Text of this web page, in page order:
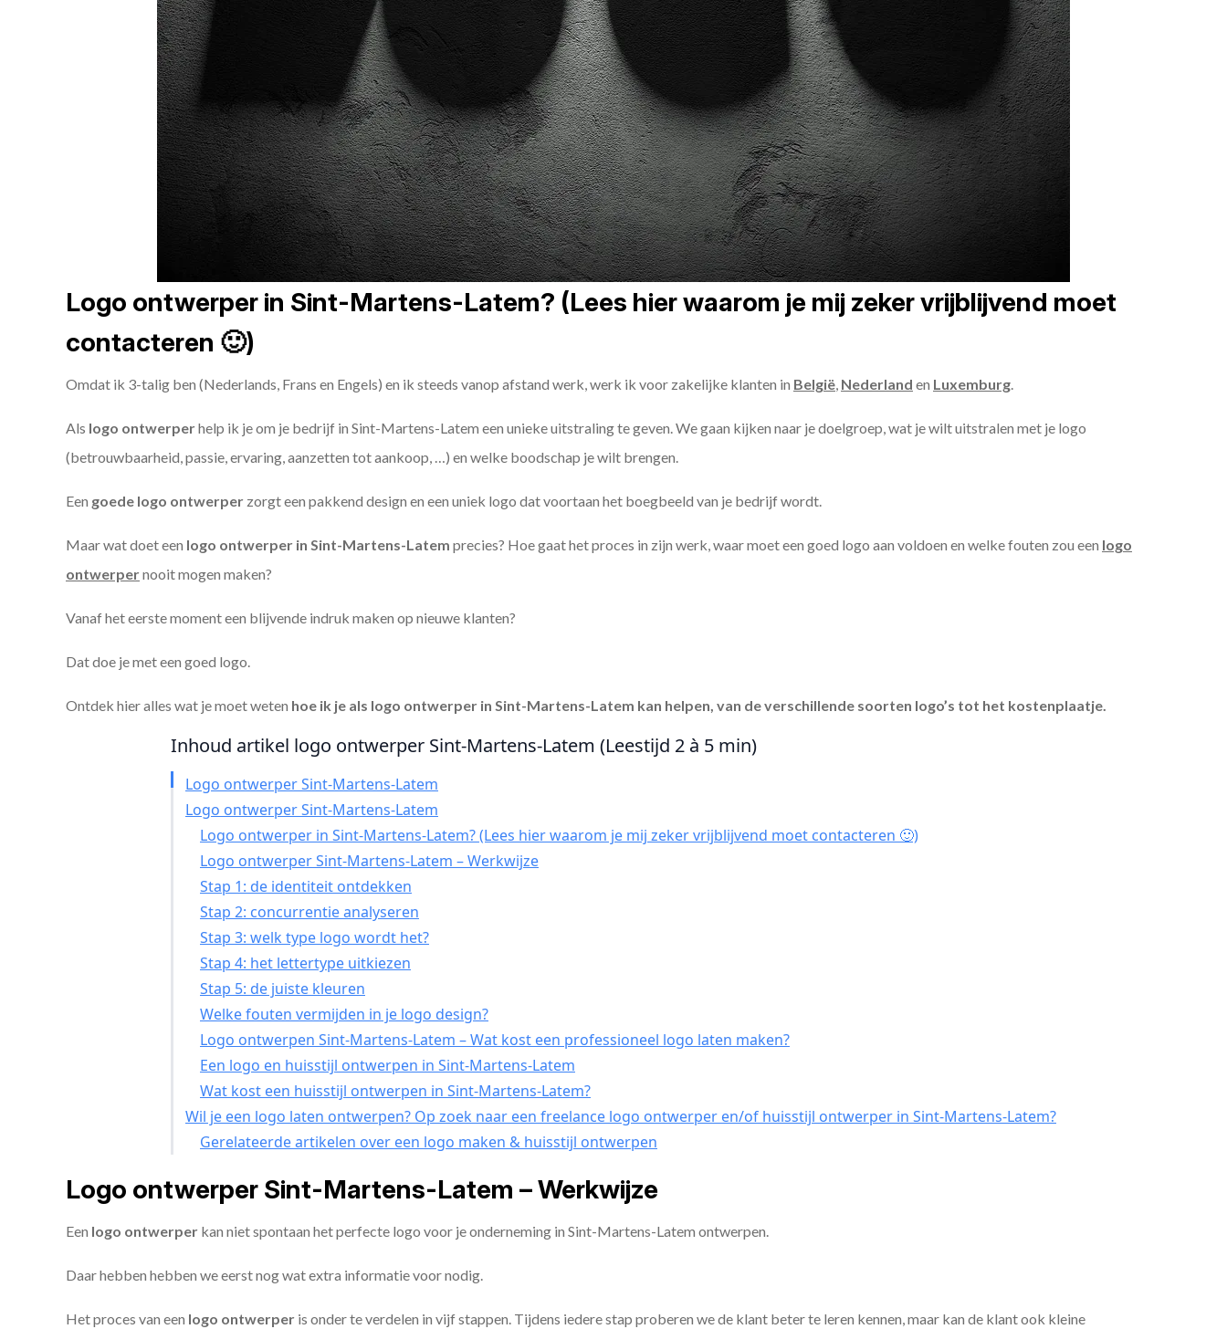
Logo ontwerper in Sint-Martens-Latem? (Lees hier waarom je mij zeker vrijblijvend moet
contacteren 🙂)
Omdat ik 3-talig ben (Nederlands, Frans en Engels) en ik steeds vanop afstand werk, werk ik voor zakelijke klanten in België, Nederland en Luxemburg.
Als logo ontwerperhelp ik je om je bedrijf in Sint-Martens-Latem een unieke uitstraling te geven. We gaan kijken naar je doelgroep, wat je wilt uitstralen met je logo
(betrouwbaarheid, passie, ervaring, aanzetten tot aankoop, …) en welke boodschap je wilt brengen.
Een goede logo ontwerper zorgt een pakkend design en een uniek logo dat voortaan het boegbeeld van je bedrijf wordt.
Maar wat doet een logo ontwerper in Sint-Martens-Latem precies? Hoe gaat het proces in zijn werk, waar moet een goed logo aan voldoen en welke fouten zou een logo
ontwerpernooit mogen maken?
Vanaf het eerste moment een blijvende indruk maken op nieuwe klanten?
Dat doe je met een goed logo.
Ontdek hier alles wat je moet weten hoe ik je als logo ontwerper in Sint-Martens-Latem kan helpen, van de verschillende soorten logo’s tot het kostenplaatje.
Inhoud artikel logo ontwerper Sint-Martens-Latem (Leestijd 2 à 5 min)
Logo ontwerper Sint-Martens-Latem
Logo ontwerper Sint-Martens-Latem
Logo ontwerper in Sint-Martens-Latem? (Lees hier waarom je mij zeker vrijblijvend moet contacteren 🙂)
Logo ontwerper Sint-Martens-Latem – Werkwijze
Stap 1: de identiteit ontdekken
Stap 2: concurrentie analyseren
Stap 3: welk type logo wordt het?
Stap 4: het lettertype uitkiezen
Stap 5: de juiste kleuren
Welke fouten vermijden in je logo design?
Logo ontwerpen Sint-Martens-Latem – Wat kost een professioneel logo laten maken?
Een logo en huisstijl ontwerpen in Sint-Martens-Latem
Wat kost een huisstijl ontwerpen in Sint-Martens-Latem?
Wil je een logo laten ontwerpen? Op zoek naar een freelance logo ontwerper en/of huisstijl ontwerper in Sint-Martens-Latem?
Gerelateerde artikelen over een logo maken & huisstijl ontwerpen
Logo ontwerper Sint-Martens-Latem – Werkwijze
Een logo ontwerper kan niet spontaan het perfecte logo voor je onderneming in Sint-Martens-Latem ontwerpen.
Daar hebben hebben we eerst nog wat extra informatie voor nodig.
Het proces van een logo ontwerper is onder te verdelen in vijf stappen. Tijdens iedere stap proberen we de klant beter te leren kennen, maar kan de klant ook kleine